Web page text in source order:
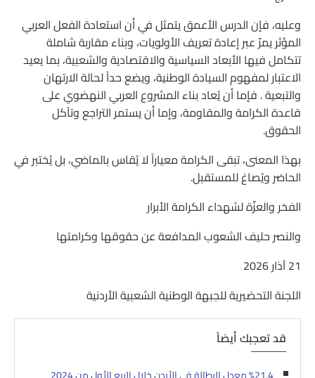
وعليه، فإن الدرس الأعمق يتمثل في أن استعادة الفعل العربي
المؤثر يمرّ عبر إعادة تعريف الأولويات، وبناء مقاربة شاملة
تتكامل فيها الأبعاد السياسية والاقتصادية والشعبية، بما يعيد
الاعتبار لمفهوم السيادة الوطنية، ويضع حداً لحالة الارتهان
والتبعية . فإما أن يُعاد بناء المشروع العربي النهضوي على
قاعدة الكرامة والمقاومة، وإما أن يستمر التراجع وتآكل
الحقوق.
بهذا المعنى، تبقى الكرامة معياراً لا يُقاس بالماضي، بل يُختبر في
الحاضر ويُصاغ للمستقبل.
الفخر والعزّة لشهداء الكرامة الأبرار
والنصر حليف الشعوب المدافعة عن حقوقها وكرامتها
21 آذار 2026
اللجنة التحضيرية للجبهة الوطنية الشعبية الأردنية
قد تعجبك أيضاً